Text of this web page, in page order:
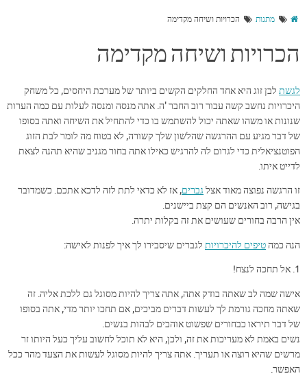
מתנות הכרויות ושיחה מקדימה
הכרויות ושיחה מקדימה
לגשת לבן זוג היא אחד החלקים הקשים ביותר של מערכת היחסים, כל משחק
היכרויות נחשב קשה עבור רוב החבר 'ה. אתה מנסה ומנסה לעלות עם כמה הערות
שנונות או משהו שאתה יכול להשתמש בו כדי להתחיל את השיחה ואתה בסופו
של דבר מגיע עם ההרגשה שהלשון שלך קשורה, לא בטוח מה לומר לבת הזוג
הפוטנציאלית כדי לגרום לה להרגיש כאילו אתה בחור מגניב שהיא תהנה לצאת
לדייט איתו.
זו הרגשה נפוצה מאוד אצלגברים, אז לא כדאי לתת לזה לדכא אתכם. כשמדובר
בגישה, רוב האנשים הם קצת ביישנים.
אין הרבה בחורים שעושים את זה בקלות יתרה.
הנה כמהטיפים להיכרויות לגברים שיסבירו לך איך לפנות לאישה:
1. אל תחכה לנצח!
אישה שמה לב שאתה בודק אתה, אתה צריך להיות מסוגל גם ללכת אליה. זה
שאתה מחכה גורמת לך לעשות דברים מביכים, אם תחכו יותר מדי, אתה בסופו
של דבר תיראו כבחורים שפשוט אוהבים לבהות בנשים.
נשים באמת לא מעריכות את זה, ולכן, היא לא תוכל לחשוב עליך כעל היותו זר
מרשים שהיא רוצה או תעריך. אתה צריך להיות מסוגל לעשות את הצעד מהר ככל
האפשר.